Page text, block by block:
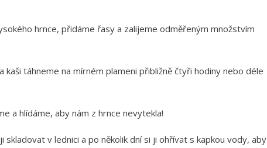
hrnce, přidáme řasy a zalijeme odměřeným množstvím
kaši táhneme na mírném plameni přibližně čtyři hodiny nebo déle
a hlídáme, aby nám z hrnce nevytekla!
v lednici a po několik dní si ji ohřívat s kapkou vody, aby